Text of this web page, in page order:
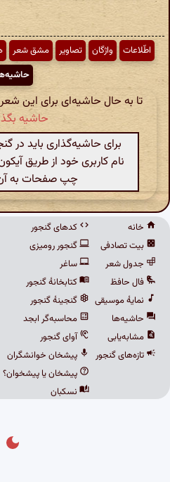
اطّلاعات واژگان تصاویر مشق شعر
تا به حال حاشیه‌ای برای این
حاشیه
برای حاشیه‌گذاری باید در
نام کاربری خود از طریق
چپ صفحات به آن
خانه
بیت تصادفی
جدول شعر
فال حافظ
نمایهٔ موسیقی
حاشیه‌ها
مشابه‌یابی
تازه‌های گنجور
کدهای گنجور
گنجور رومیزی
ساغر
کتابخانهٔ گنجور
گنجینهٔ گنجور
محاسبه‌گر ابجد
آوای گنجور
پیشخان خوانشگران
پیشخان یا پیشخوان؟
نسکبان